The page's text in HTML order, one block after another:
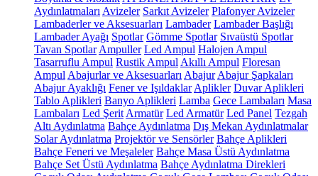
Aydınlatmaları Avizeler Sarkıt Avizeler Plafonyer Avizeler
Lambaderler ve Aksesuarları Lambader Lambader Başlığı
Lambader Ayağı Spotlar Gömme Spotlar Sıvaüstü Spotlar
Tavan Spotlar Ampuller Led Ampul Halojen Ampul
Tasarruflu Ampul Rustik Ampul Akıllı Ampul Floresan
Ampul Abajurlar ve Aksesuarları Abajur Abajur Şapkaları
Abajur Ayaklığı Fener ve Işıldaklar Aplikler Duvar Aplikleri
Tablo Aplikleri Banyo Aplikleri Lamba Gece Lambaları Masa
Lambaları Led Şerit Armatür Led Armatür Led Panel Tezgah
Altı Aydınlatma Bahçe Aydınlatma Dış Mekan Aydınlatmalar
Solar Aydınlatma Projektör ve Sensörler Bahçe Aplikleri
Bahçe Feneri ve Meşaleler Bahçe Masa Üstü Aydınlatma
Bahçe Set Üstü Aydınlatma Bahçe Aydınlatma Direkleri